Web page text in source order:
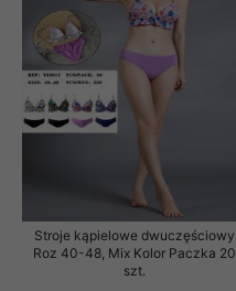
Stroje kąpielowe dwuczęściowy
Roz 40-48, Mix Kolor Paczka 20
szt.
Dotyczy to w
nas linka
nowościach w
danych